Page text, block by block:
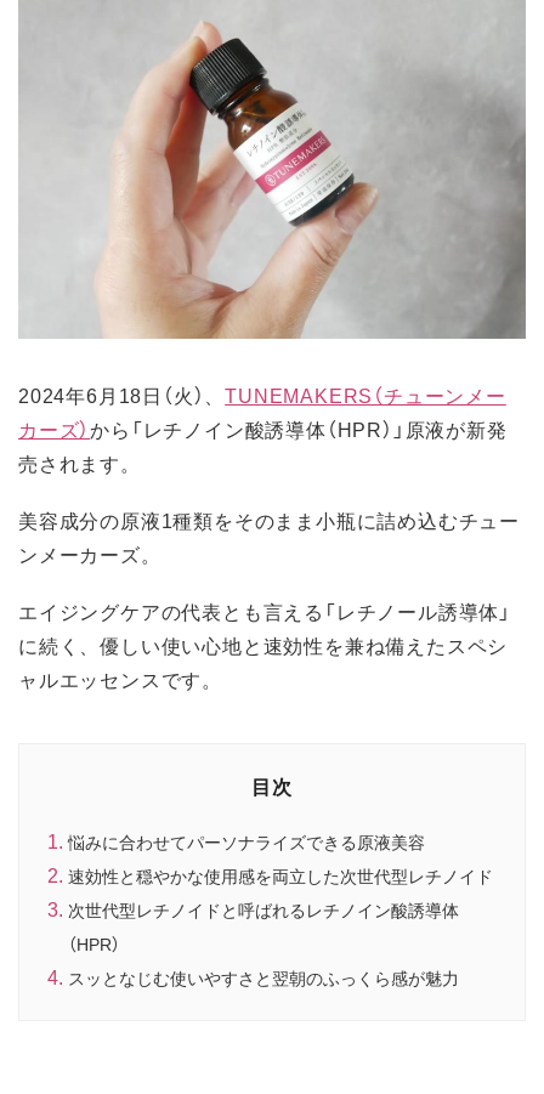
2024年6月18日（火）、TUNEMAKERS（チューンメー
カーズ）から「レチノイン酸誘導体（HPR）」原液が新発
売されます。
美容成分の原液1種類をそのまま小瓶に詰め込むチュー
ンメーカーズ。
エイジングケアの代表とも言える「レチノール誘導体」
に続く、優しい使い心地と速効性を兼ね備えたスペシ
ャルエッセンスです。
目次
悩みに合わせてパーソナライズできる原液美容
速効性と穏やかな使用感を両立した次世代型レチノイド
次世代型レチノイドと呼ばれるレチノイン酸誘導体
（HPR）
スッとなじむ使いやすさと翌朝のふっくら感が魅力